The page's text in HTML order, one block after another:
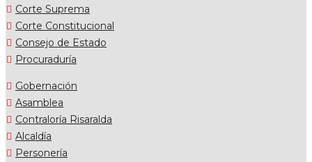
Corte Suprema
Corte Constitucional
Consejo de Estado
Procuraduría
Gobernación
Asamblea
Contraloría Risaralda
Alcaldía
Personería